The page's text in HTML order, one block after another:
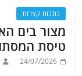
כתבות קצרות
מצור בים
טיסת
24/07/2026